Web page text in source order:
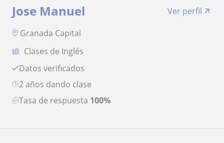
Jose Manuel
Ver perfil
Granada Capital
Clases de Inglés
Datos verificados
2 años dando clase
Tasa de respuesta 100%